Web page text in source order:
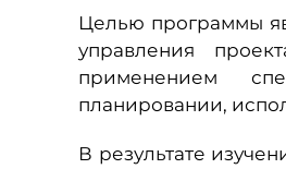
Целью программы
управления
применением
планировании,
В результате